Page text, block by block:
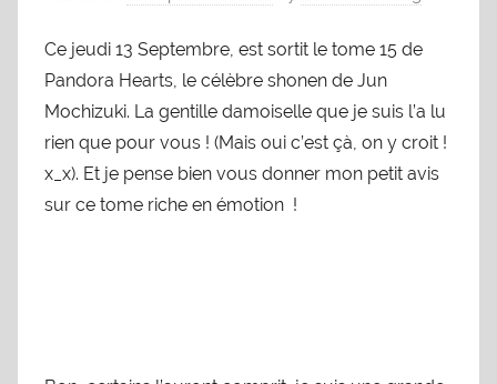
Ce jeudi 13 Septembre, est sortit le tome 15 de
Pandora Hearts, le célèbre shonen de Jun
Mochizuki. La gentille damoiselle que je suis l’a lu
rien que pour vous ! (Mais oui c’est çà, on y croit !
x_x). Et je pense bien vous donner mon petit avis
sur ce tome riche en émotion !